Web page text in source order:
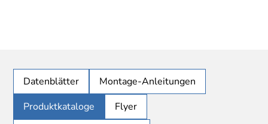
Datenblätter
Montage-Anleitungen
Produktkataloge
Flyer